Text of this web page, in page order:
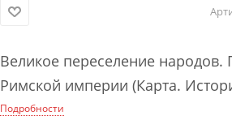
Великое переселение народов.
Римской империи (Карта.
Подробности